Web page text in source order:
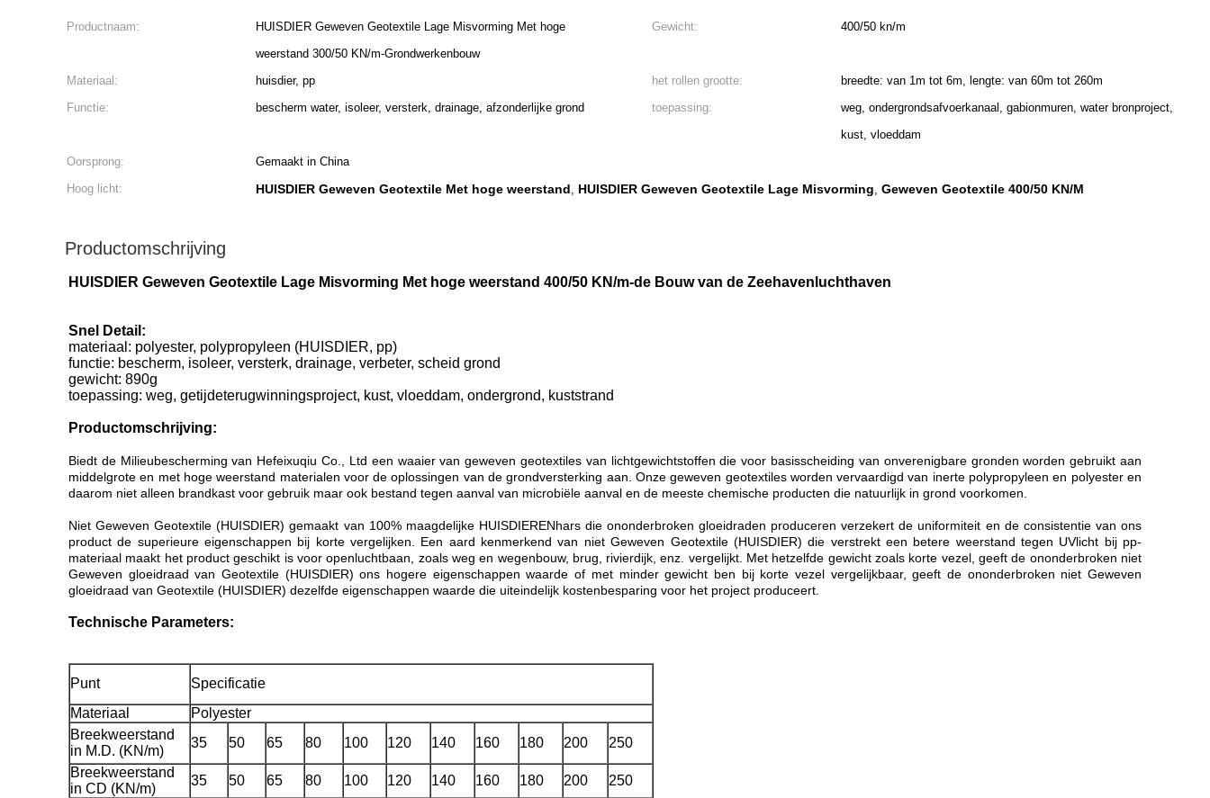
Productnaam:
HUISDIER Geweven Geotextile Lage Misvorming Met hoge
weerstand 300/50 KN/m-Grondwerkenbouw
Gewicht: 400/50 kn/m
Materiaal: huisdier, pp het rollen grootte:
breedte: van 1m tot 6m, lengte: van 60m tot 260m
Functie:
bescherm water, isoleer, versterk, drainage, afzonderlijke grond toepassing:
weg, ondergrondsafvoerkanaal, gabionmuren, water bronproject,
kust, vloeddam
Oorsprong:
Gemaakt in China
Hoog licht:
HUISDIER Geweven Geotextile Met hoge weerstand, HUISDIER Geweven Geotextile Lage Misvorming, Geweven Geotextile 400/50 KN/M
Productomschrijving
HUISDIER Geweven Geotextile Lage Misvorming Met hoge weerstand 400/50 KN/m-de Bouw van de Zeehavenluchthaven
Snel Detail:
materiaal: polyester, polypropyleen (HUISDIER, pp)
functie: bescherm, isoleer, versterk, drainage, verbeter, scheid grond
gewicht: 890g
toepassing: weg, getijdeterugwinningsproject, kust, vloeddam, ondergrond, kuststrand
Productomschrijving:
Biedt de Milieubescherming van Hefeixuqiu Co., Ltd een waaier van geweven geotextiles van lichtgewichtstoffen die voor basisscheiding van onverenigbare gronden worden gebruikt aan
middelgrote en met hoge weerstand materialen voor de oplossingen van de grondversterking aan. Onze geweven geotextiles worden vervaardigd van inerte polypropyleen en polyester en
daarom niet alleen brandkast voor gebruik maar ook bestand tegen aanval van microbiële aanval en de meeste chemische producten die natuurlijk in grond voorkomen.
Niet Geweven Geotextile (HUISDIER) gemaakt van 100% maagdelijke HUISDIERENhars die ononderbroken gloeidraden produceren verzekert de uniformiteit en de consistentie van ons
product de superieure eigenschappen bij korte vergelijken. Een aard kenmerkend van niet Geweven Geotextile (HUISDIER) die verstrekt een betere weerstand tegen UVlicht bij pp-
materiaal maakt het product geschikt is voor openluchtbaan, zoals weg en wegenbouw, brug, rivierdijk, enz. vergelijkt. Met hetzelfde gewicht zoals korte vezel, geeft de ononderbroken niet
Geweven gloeidraad van Geotextile (HUISDIER) ons hogere eigenschappen waarde of met minder gewicht ben bij korte vezel vergelijkbaar, geeft de ononderbroken niet Geweven
gloeidraad van Geotextile (HUISDIER) dezelfde eigenschappen waarde die uiteindelijk kostenbesparing voor het project produceert.
Technische Parameters:
Punt
Specificatie
Materiaal
Polyester
Breekweerstand
in M.D. (KN/m)
35 50 65 80 100 120 140 160 180 200
250
Breekweerstand
in CD (KN/m)
35 50 65 80 100 120 140 160 180 200
250